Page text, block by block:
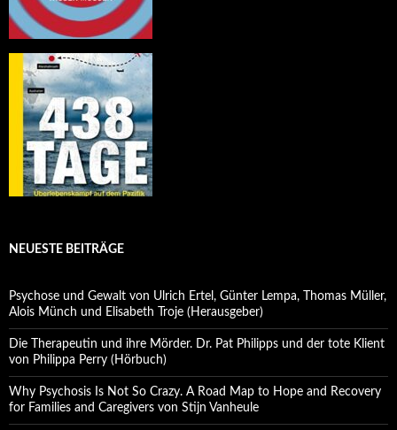
NEUESTE BEITRÄGE
Psychose und Gewalt von Ulrich Ertel, Günter Lempa, Thomas Müller,
Alois Münch und Elisabeth Troje (Herausgeber)
Die Therapeutin und ihre Mörder. Dr. Pat Philipps und der tote Klient
von Philippa Perry (Hörbuch)
Why Psychosis Is Not So Crazy. A Road Map to Hope and Recovery
for Families and Caregivers von Stijn Vanheule